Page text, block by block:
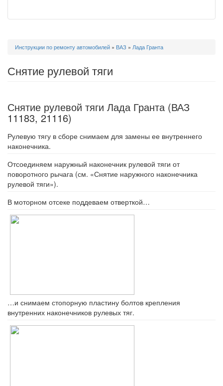
Вы
Инструкции по ремонту автомобилей » ВАЗ » Лада Гранта
Снятие рулевой тяги
Снятие рулевой тяги Лада Гранта (ВАЗ
11183, 21116)
Рулевую тягу в сборе снимаем для замены ее внутреннего
наконечника.
Отсоединяем наружный наконечник рулевой тяги от
поворотного рычага (см. «Снятие наружного наконечника
рулевой тяги»).
В моторном отсеке поддеваем отверткой…
…и снимаем стопорную пластину болтов крепления
внутренних наконечников рулевых тяг.